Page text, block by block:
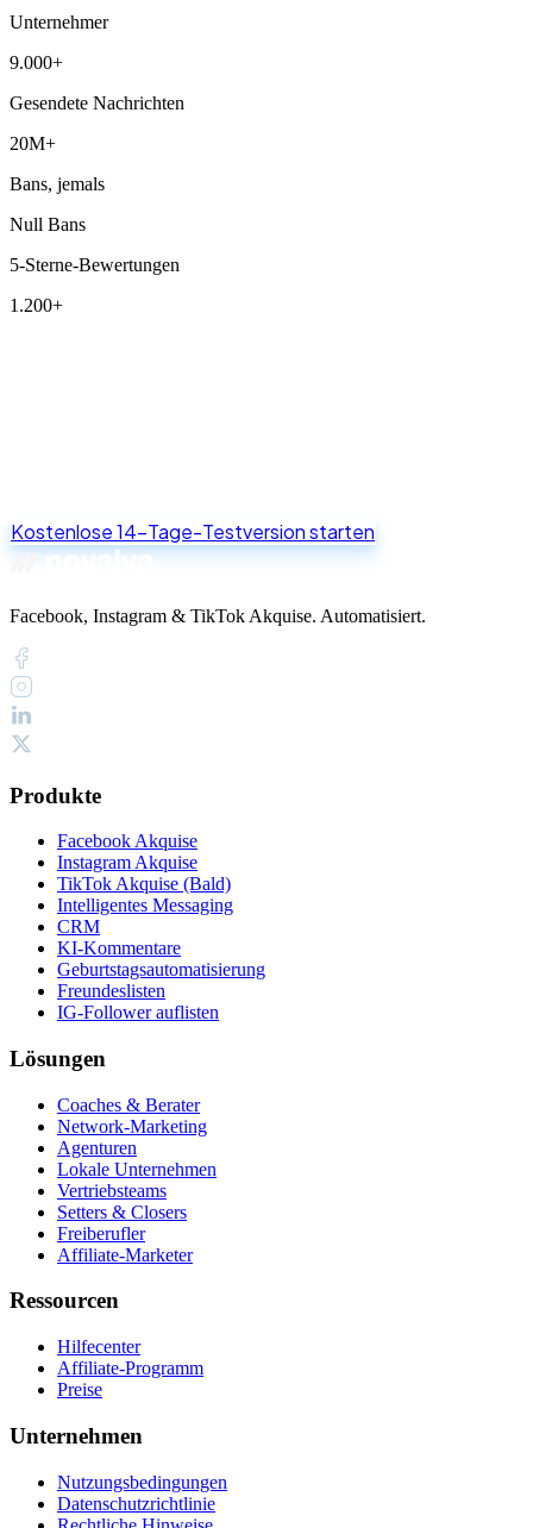
Unternehmer
9.000+
Gesendete Nachrichten
20M+
Bans, jemals
Null Bans
5-Sterne-Bewertungen
1.200+
Kostenlose 14-Tage-Testversion starten
Facebook, Instagram & TikTok Akquise. Automatisiert.
Produkte
Facebook Akquise
Instagram Akquise
TikTok Akquise (Bald)
Intelligentes Messaging
CRM
KI-Kommentare
Geburtstagsautomatisierung
Freundeslisten
IG-Follower auflisten
Lösungen
Coaches & Berater
Network-Marketing
Agenturen
Lokale Unternehmen
Vertriebsteams
Setters & Closers
Freiberufler
Affiliate-Marketer
Ressourcen
Hilfecenter
Affiliate-Programm
Preise
Unternehmen
Nutzungsbedingungen
Datenschutzrichtlinie